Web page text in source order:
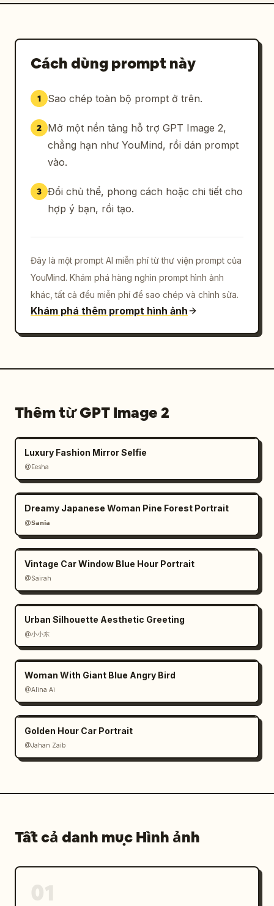
Cách dùng prompt này
1 Sao chép toàn bộ prompt ở trên.
2
Mở một nền tảng hỗ trợ GPT Image 2,
chẳng hạn như YouMind, rồi dán prompt
vào.
3 Đổi chủ thể, phong cách hoặc chi tiết cho
hợp ý bạn, rồi tạo.
Đây là một prompt AI miễn phí từ thư viện prompt của
YouMind. Khám phá hàng nghìn prompt hình ảnh
khác, tất cả đều miễn phí để sao chép và chỉnh sửa.
Khám phá thêm prompt hình ảnh
Thêm từ GPT Image 2
Luxury Fashion Mirror Selfie
@Eesha
Dreamy Japanese Woman Pine Forest Portrait
@𝗦𝗮𝗻𝗶𝗮
Vintage Car Window Blue Hour Portrait
@Sairah
Urban Silhouette Aesthetic Greeting
@小小东
Woman With Giant Blue Angry Bird
@Alina Ai
Golden Hour Car Portrait
@Jahan Zaib
Tất cả danh mục Hình ảnh